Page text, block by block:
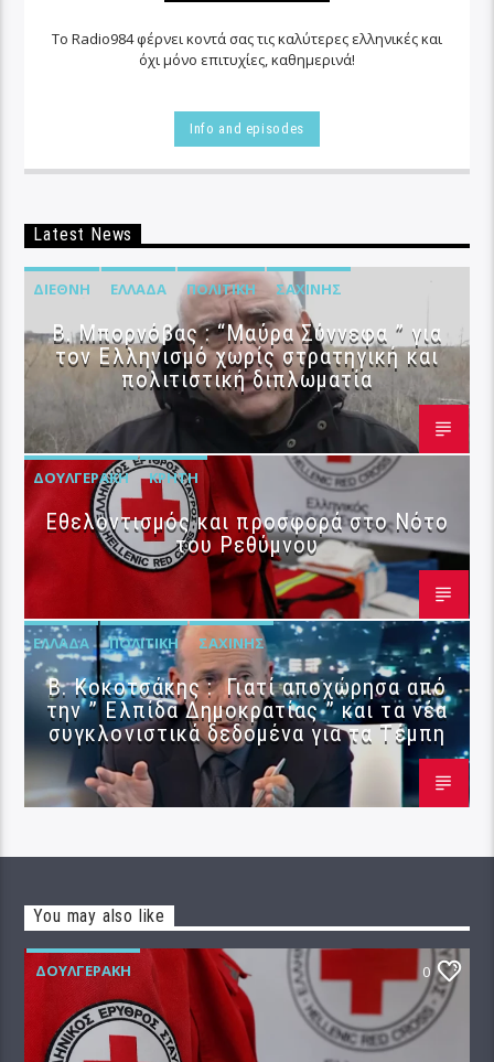
Το Radio984 φέρνει κοντά σας τις καλύτερες ελληνικές και
όχι μόνο επιτυχίες, καθημερινά!
Info and episodes
Latest News
ΔΙΕΘΝΉ ΕΛΛΆΔΑ ΠΟΛΙΤΙΚΉ ΣΑΧΊΝΗΣ
B. Μπορνόβας : “Μαύρα Σύννεφα ” για
τον Ελληνισμό χωρίς στρατηγική και
πολιτιστική διπλωματία
ΔΟΥΛΓΕΡΆΚΗ ΚΡΉΤΗ
Εθελοντισμός και προσφορά στο Νότο
του Ρεθύμνου
ΕΛΛΆΔΑ ΠΟΛΙΤΙΚΉ ΣΑΧΊΝΗΣ
Β. Κοκοτσάκης : Γιατί αποχώρησα από
την ” Ελπίδα Δημοκρατίας ” και τα νέα
συγκλονιστικά δεδομένα για τα Τέμπη
You may also like
ΔΟΥΛΓΕΡΆΚΗ 0